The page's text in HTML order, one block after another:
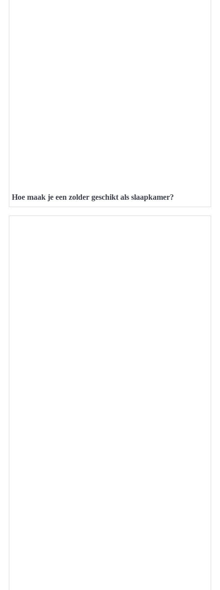
Hoe maak je een zolder geschikt als slaapkamer?